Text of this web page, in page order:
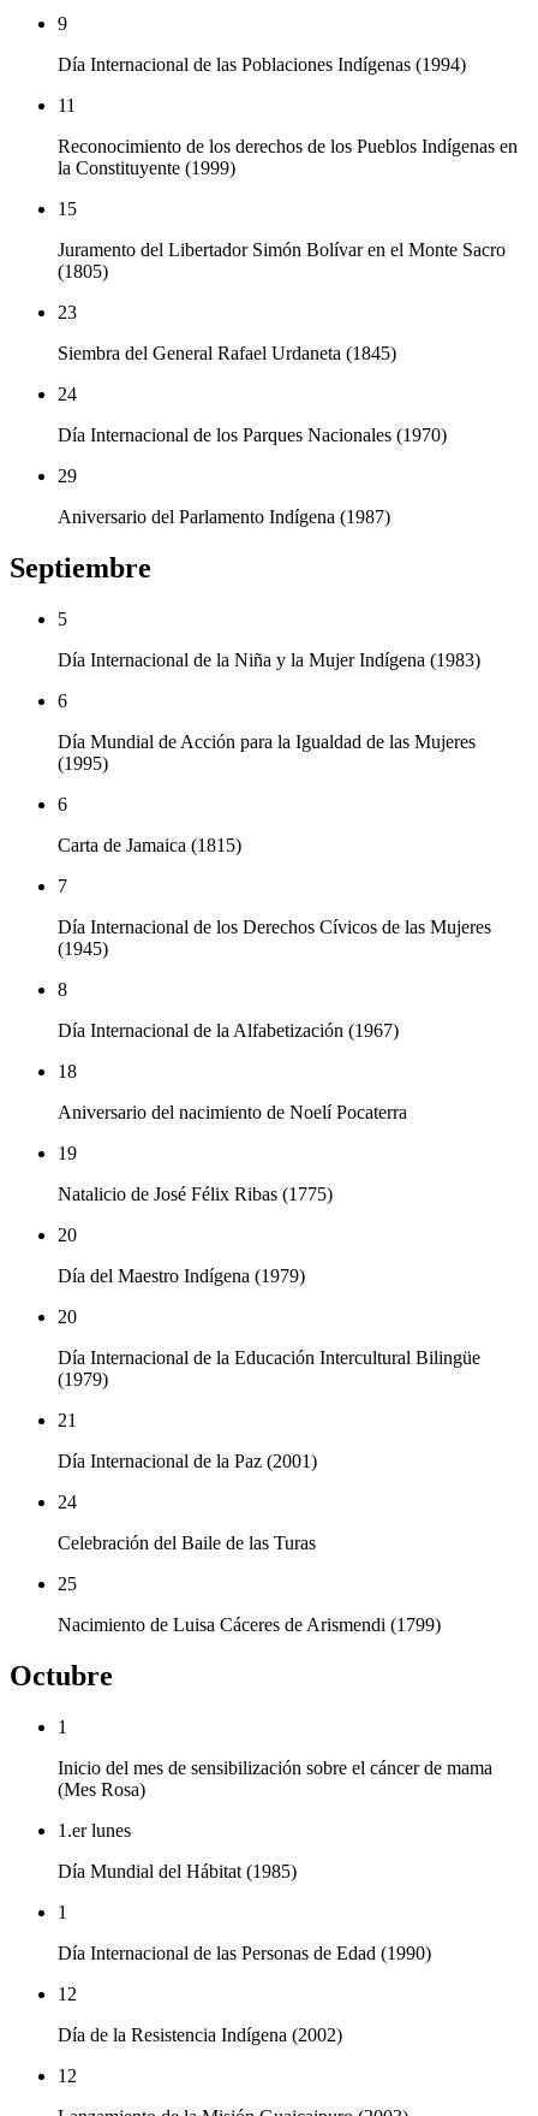
9
Día Internacional de las Poblaciones Indígenas (1994)
11
Reconocimiento de los derechos de los Pueblos Indígenas en
la Constituyente (1999)
15
Juramento del Libertador Simón Bolívar en el Monte Sacro
(1805)
23
Siembra del General Rafael Urdaneta (1845)
24
Día Internacional de los Parques Nacionales (1970)
29
Aniversario del Parlamento Indígena (1987)
Septiembre
5
Día Internacional de la Niña y la Mujer Indígena (1983)
6
Día Mundial de Acción para la Igualdad de las Mujeres
(1995)
6
Carta de Jamaica (1815)
7
Día Internacional de los Derechos Cívicos de las Mujeres
(1945)
8
Día Internacional de la Alfabetización (1967)
18
Aniversario del nacimiento de Noelí Pocaterra
19
Natalicio de José Félix Ribas (1775)
20
Día del Maestro Indígena (1979)
20
Día Internacional de la Educación Intercultural Bilingüe
(1979)
21
Día Internacional de la Paz (2001)
24
Celebración del Baile de las Turas
25
Nacimiento de Luisa Cáceres de Arismendi (1799)
Octubre
1
Inicio del mes de sensibilización sobre el cáncer de mama
(Mes Rosa)
1.er lunes
Día Mundial del Hábitat (1985)
1
Día Internacional de las Personas de Edad (1990)
12
Día de la Resistencia Indígena (2002)
12